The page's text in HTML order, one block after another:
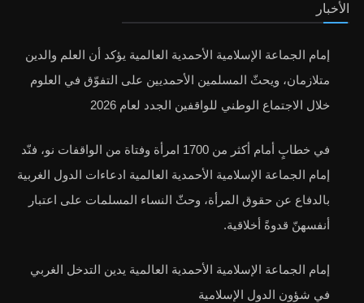
الأخبار
إمام الجماعة الإسلامية الأحمدية العالمية يؤكد أن العلم والدين
متلازمان، ويحثّ المسلمين الأحمديين على التفوّق في العلوم
خلال الاجتماع الوطني للواقفين الجدد لعام 2026
في خطابٍ أمام أكثر من 1700 امرأة وفتاة من الواقفات نو، فنّد
إمام الجماعة الإسلامية الأحمدية العالمية ادعاءات الدول الغربية
بالدفاع عن حقوق المرأة، وحثّ النساء المسلمات على اعتبار
أنفسهنّ قدوةً أخلاقية.
إمام الجماعة الإسلامية الأحمدية العالمية يدين التدخل الغربي
في شؤون الدول الإسلامية